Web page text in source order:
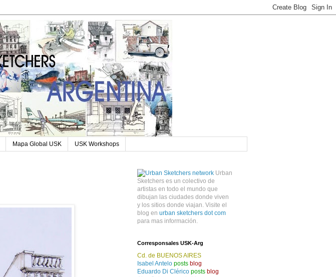
Mapa Global USK USK Workshops
Urban
Sketchers es un colectivo de
artistas en todo el mundo que
dibujan las ciudades donde viven
y los sitios donde viajan. Visite el
blog en urban sketchers dot com
para mas información.
Corresponsales USK-Arg
Cd. de BUENOS AIRES
Isabel Antelo posts blog
Eduardo Di Clérico posts blog